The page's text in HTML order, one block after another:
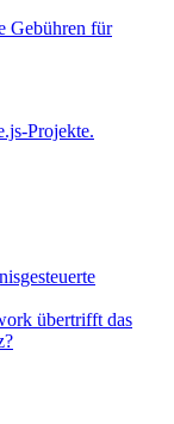
Gebühren für
Projekte.
übertrifft das